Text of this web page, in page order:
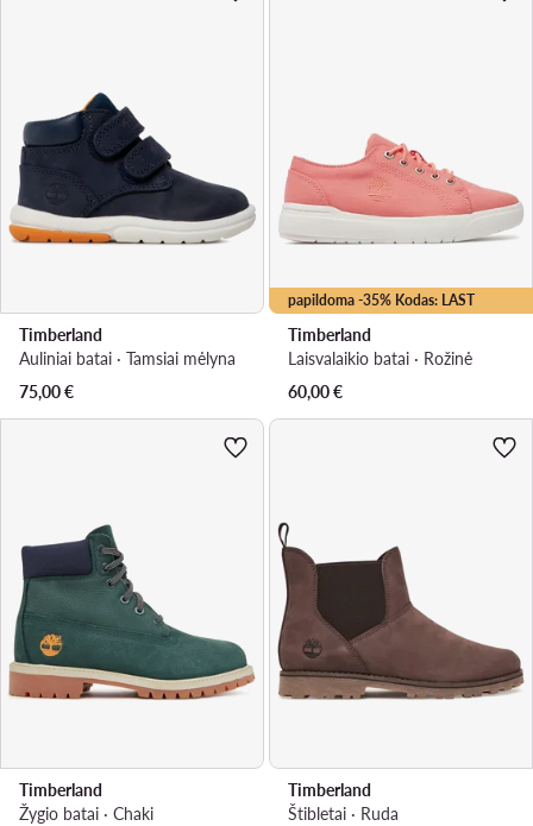
Timberland
Auliniai batai · Tamsiai mėlyna
75,00€
papildoma -35% Kodas: LAST
Timberland
Laisvalaikio batai · Rožinė
60,00€
Timberland
Žygio batai · Chaki
Timberland
Štibletai · Ruda